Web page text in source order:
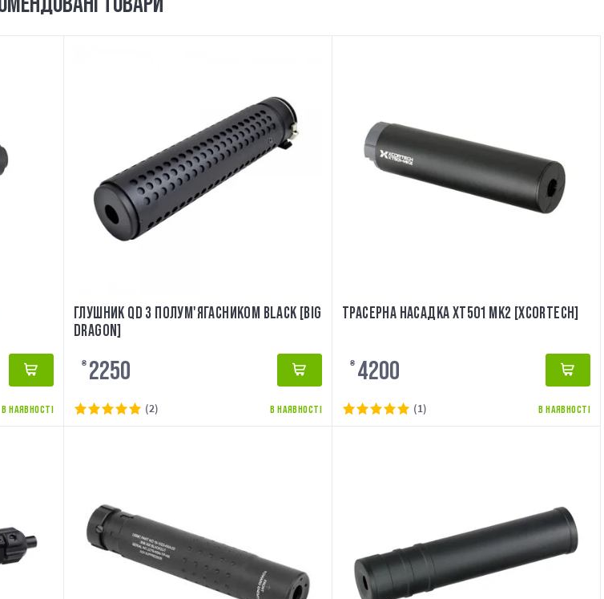
В НАЯВНОСТІ
ГЛУШНИК QD З ПОЛУМ'ЯГАСНИКОМ BLACK [BIG
DRAGON]
₴ 2250
В НАЯВНОСТІ
(2)
ТРАСЕРНА НАСАДКА XT501 MK2 [XCORTECH]
₴ 4200
В НАЯВНОСТІ
(1)